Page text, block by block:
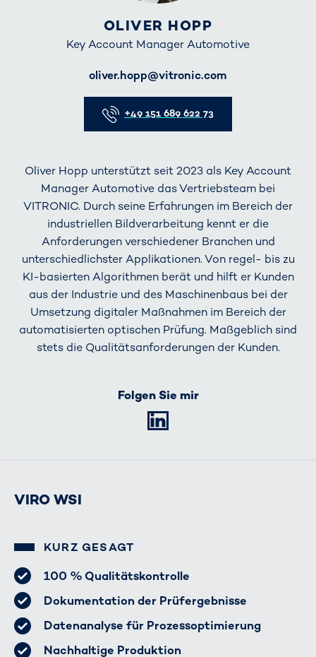
OLIVER HOPP
Key Account Manager Automotive
oliver.hopp@vitronic.com
+49 151 689 622 73
Oliver Hopp unterstützt seit 2023 als Key Account
Manager Automotive das Vertriebsteam bei
VITRONIC. Durch seine Erfahrungen im Bereich der
industriellen Bildverarbeitung kennt er die
Anforderungen verschiedener Branchen und
unterschiedlichster Applikationen. Von regel- bis zu
KI-basierten Algorithmen berät und hilft er Kunden
aus der Industrie und des Maschinenbaus bei der
Umsetzung digitaler Maßnahmen im Bereich der
automatisierten optischen Prüfung. Maßgeblich sind
stets die Qualitätsanforderungen der Kunden.
Folgen Sie mir
VIRO WSI
KURZ GESAGT
100 % Qualitätskontrolle
Dokumentation der Prüfergebnisse
Datenanalyse für Prozessoptimierung
Nachhaltige Produktion